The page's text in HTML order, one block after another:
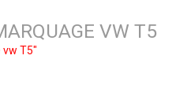
VW T5
vw T5"